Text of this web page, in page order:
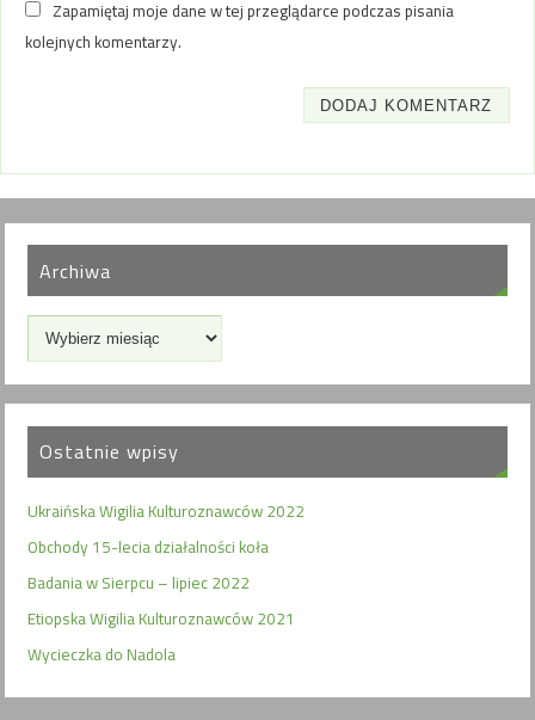
Zapamiętaj moje dane w tej przeglądarce podczas pisania
kolejnych komentarzy.
Archiwa
Ostatnie wpisy
Ukraińska Wigilia Kulturoznawców 2022
Obchody 15-lecia działalności koła
Badania w Sierpcu – lipiec 2022
Etiopska Wigilia Kulturoznawców 2021
Wycieczka do Nadola